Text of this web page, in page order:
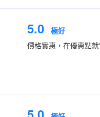
5.0
極好
價格實惠，在優惠點